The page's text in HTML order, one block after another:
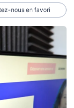
nous en favori